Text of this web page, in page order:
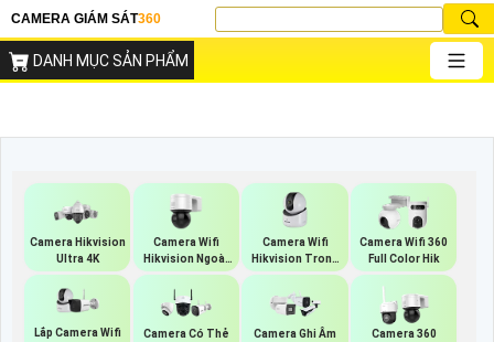
CAMERA GIÁM SÁT360
DANH MỤC SẢN PHẨM
Camera Hikvision
Ultra 4K
Camera Wifi
Hikvision Ngoài
Trời 360
Camera Wifi
Hikvision Trong
Nhà
Camera Wifi 360
Full Color Hik
Lắp Camera Wifi
Camera Có Thẻ
Camera Ghi Âm
Camera 360